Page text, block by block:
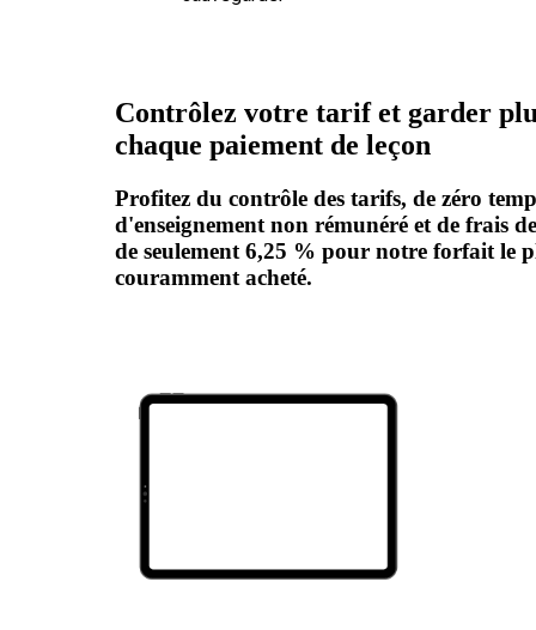
Contrôlez votre tarif et garder
chaque paiement de leçon
Profitez du contrôle des tarifs, de zéro
d'enseignement non rémunéré et de frais
de seulement 6,25 % pour notre forfait le
couramment acheté.